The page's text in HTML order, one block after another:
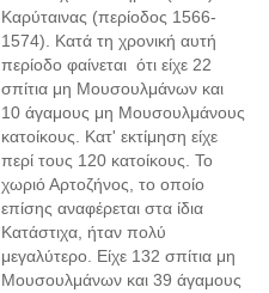
Καρύταινας (περίοδος 1566-
1574). Κατά τη χρονική αυτή
περίοδο φαίνεται ότι είχε 22
σπίτια μη Μουσουλμάνων και
10 άγαμους μη Μουσουλμάνους
κατοίκους. Κατ' εκτίμηση είχε
περί τους 120 κατοίκους. Το
χωριό Αρτοζήνος, το οποίο
επίσης αναφέρεται στα ίδια
Κατάστιχα, ήταν πολύ
μεγαλύτερο. Είχε 132 σπίτια μη
Μουσουλμάνων και 39 άγαμους